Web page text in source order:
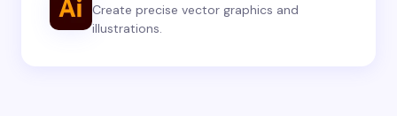
Create precise vector graphics and
illustrations.